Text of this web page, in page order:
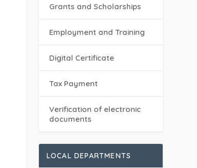
Grants and Scholarships
Employment and Training
Digital Certificate
Tax Payment
Verification of electronic
documents
LOCAL DEPARTMENTS